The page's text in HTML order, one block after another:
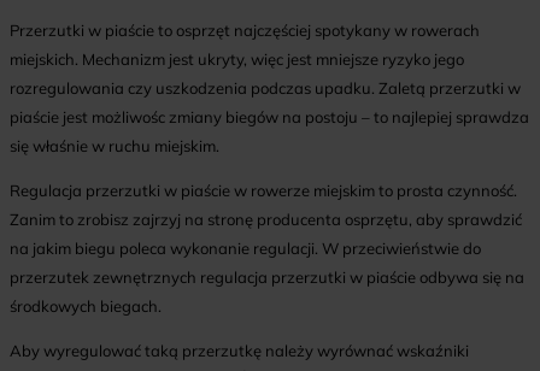
Przerzutki w piaście to osprzęt najczęściej spotykany w rowerach
miejskich. Mechanizm jest ukryty, więc jest mniejsze ryzyko jego
rozregulowania czy uszkodzenia podczas upadku. Zaletą przerzutki w
piaście jest możliwośc zmiany biegów na postoju – to najlepiej sprawdza
się właśnie w ruchu miejskim.
Regulacja przerzutki w piaście w rowerze miejskim to prosta czynność.
Zanim to zrobisz zajrzyj na stronę producenta osprzętu, aby sprawdzić
na jakim biegu poleca wykonanie regulacji. W przeciwieństwie do
przerzutek zewnętrznych regulacja przerzutki w piaście odbywa się na
środkowych biegach.
Aby wyregulować taką przerzutkę należy wyrównać wskaźniki